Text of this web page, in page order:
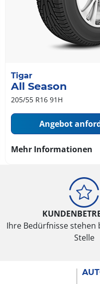
Tigar
All Season
205/55 R16 91H
Angebot
Mehr Informationen
Ihre Bedürfnisse stehen
Stelle